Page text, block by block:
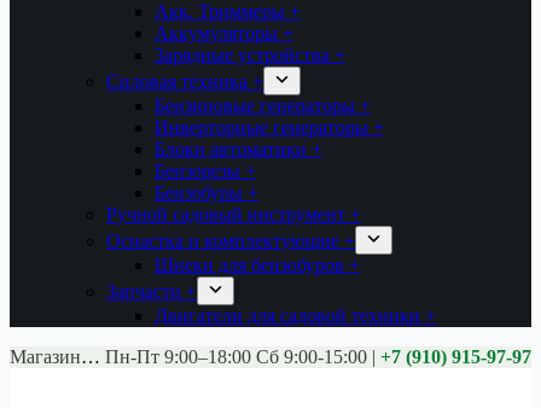
Акк. Триммеры +
Аккумуляторы +
Зарядные устройства +
Силовая техника +
Бензиновые генераторы +
Инверторные генераторы +
Блоки автоматики +
Бензорезы +
Бензобуры +
Ручной садовый инструмент +
Оснастка и комплектующие +
Шнеки для бензобуров +
Запчасти +
Двигатели для садовой техники +
Магазины: Калуга ул. Московская д.113
Пн-Пт 9:00–18:00 Сб 9:00-15:00 | +7 (910) 915-97-97